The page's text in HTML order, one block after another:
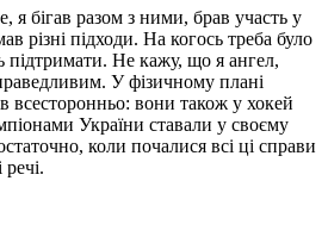
я бігав разом з ними, брав участь у
різні підходи. На когось треба було
підтримати. Не кажу, що я ангел,
У фізичному плані
всесторонньо: вони також у хокей
України ставали у своєму
коли почалися всі ці справи